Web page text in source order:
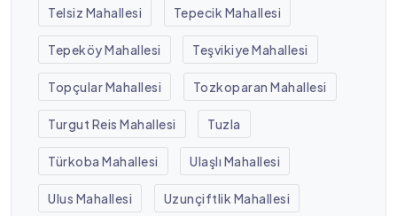
Telsiz Mahallesi Tepecik Mahallesi
Tepeköy Mahallesi Teşvikiye Mahallesi
Topçular Mahallesi Tozkoparan Mahallesi
Turgut Reis Mahallesi Tuzla
Türkoba Mahallesi Ulaşlı Mahallesi
Ulus Mahallesi Uzunçiftlik Mahallesi